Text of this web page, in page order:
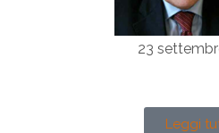
23
Leggi